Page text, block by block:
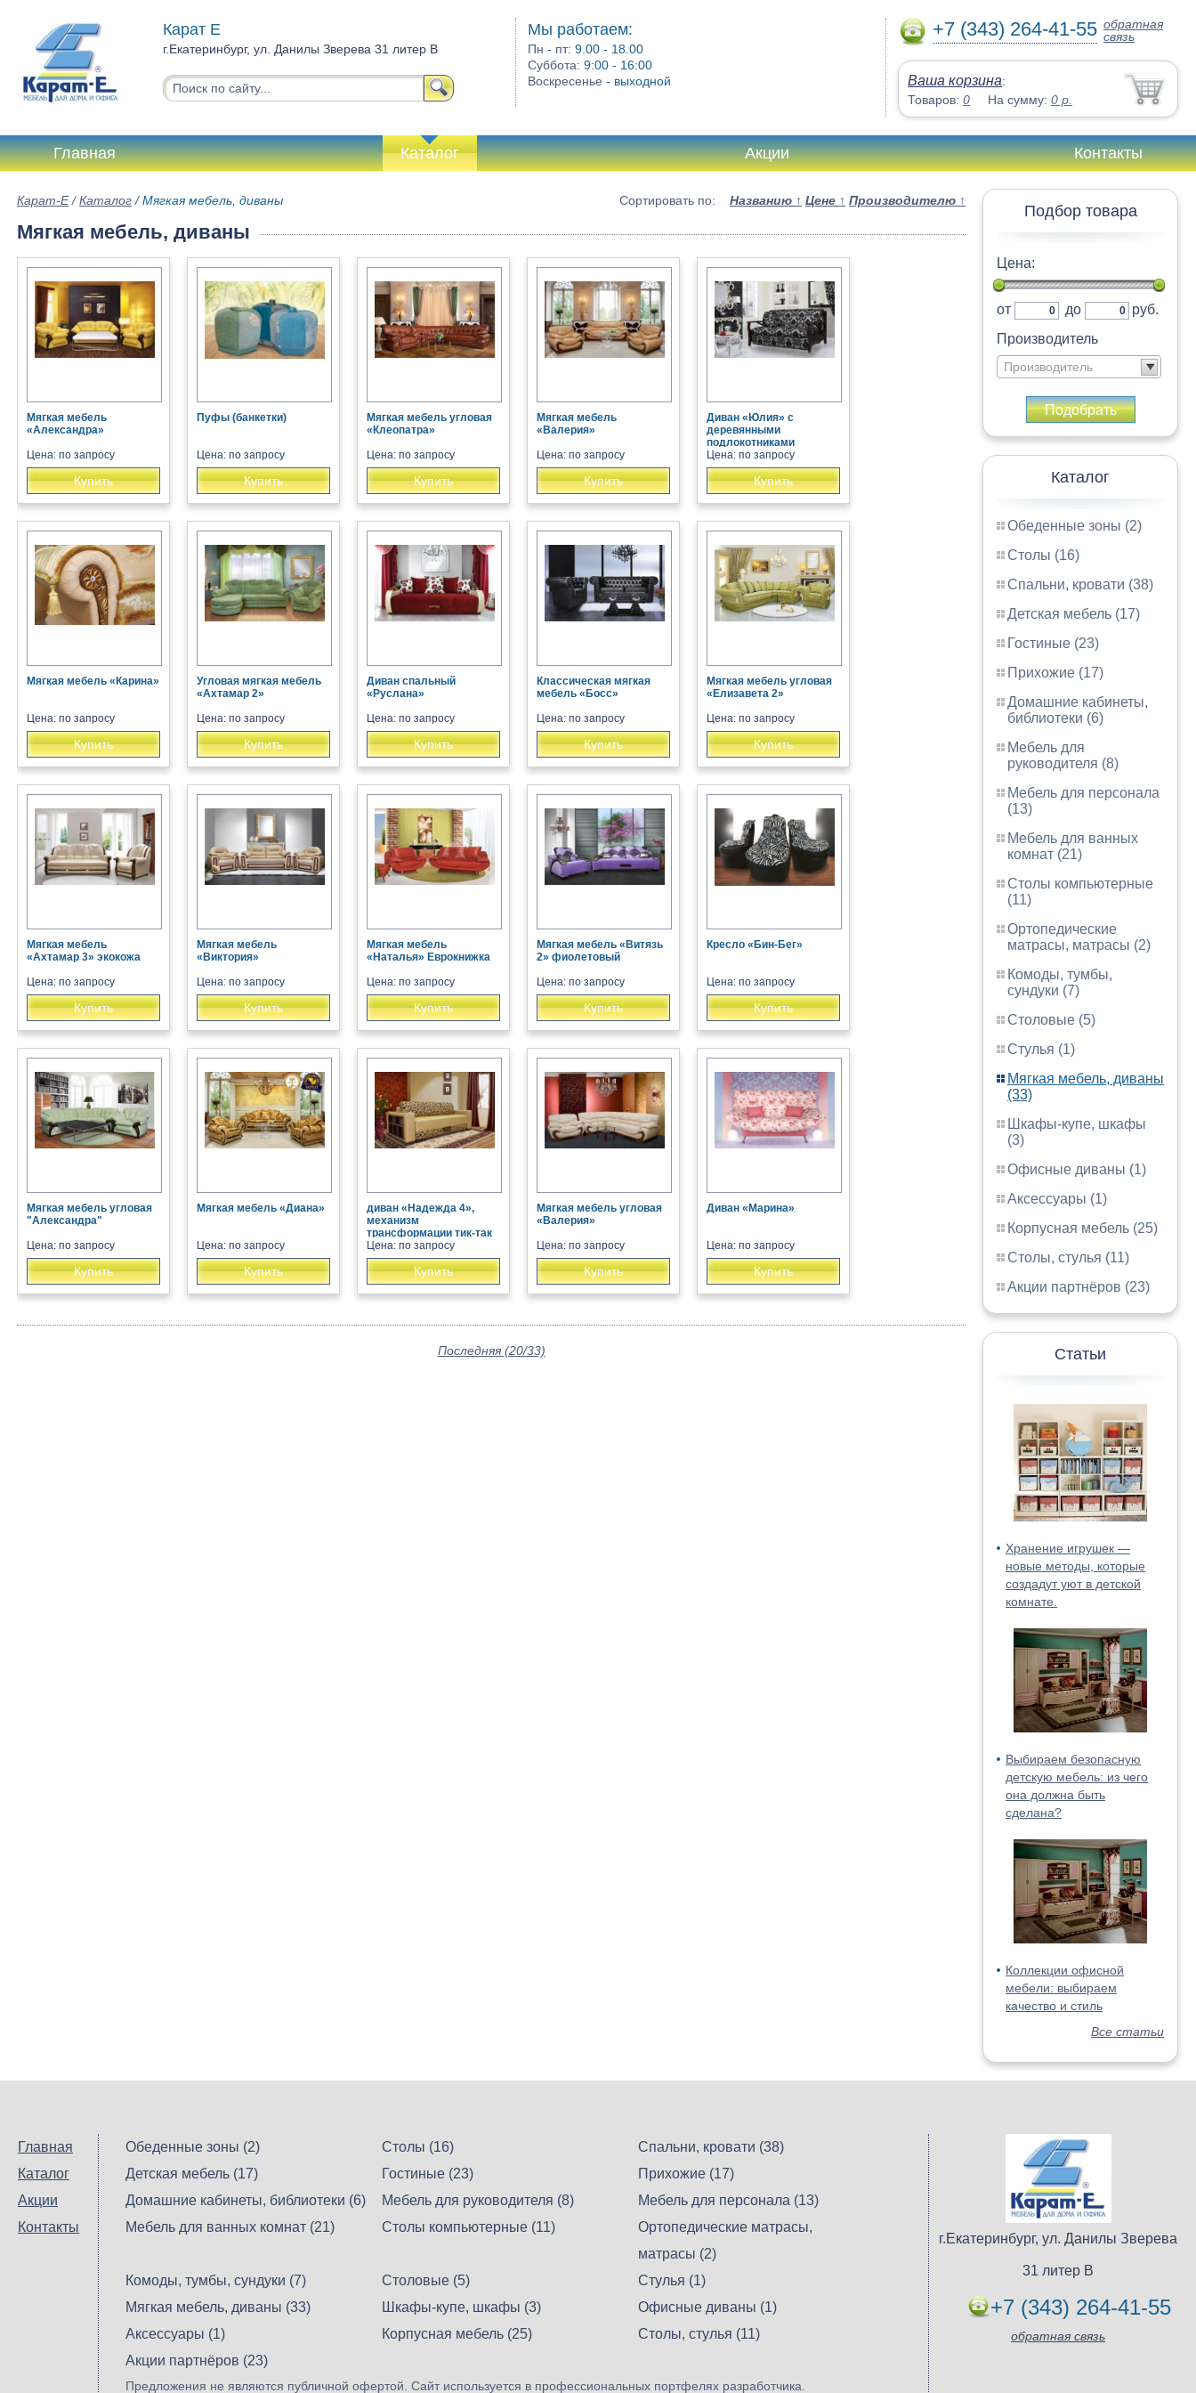
Карат Е
г.Екатеринбург, ул. Данилы Зверева 31 литер В
Мы работаем:
Пн - пт:9.00 - 18.00
Суббота:9:00 - 16:00
Воскресенье - выходной
+7 (343) 264-41-55 обратная
связь
Ваша корзина:
Товаров: 0 На сумму: 0 р.
Главная Каталог Акции Контакты
Подбор товара
Цена:
от до
руб.
Производитель
Производитель
Подобрать
Каталог
Обеденные зоны (2)
Столы (16)
Спальни, кровати (38)
Детская мебель (17)
Гостиные (23)
Прихожие (17)
Домашние кабинеты,
библиотеки (6)
Мебель для
руководителя (8)
Мебель для персонала
(13)
Мебель для ванных
комнат (21)
Столы компьютерные
(11)
Ортопедические
матрасы, матрасы (2)
Комоды, тумбы,
сундуки (7)
Столовые (5)
Стулья (1)
Мягкая мебель, диваны
(33)
Шкафы-купе, шкафы
(3)
Офисные диваны (1)
Аксессуары (1)
Корпусная мебель (25)
Столы, стулья (11)
Акции партнёров (23)
Статьи
Хранение игрушек —
новые методы, которые
создадут уют в детской
комнате.
Выбираем безопасную
детскую мебель: из чего
она должна быть
сделана?
Коллекции офисной
мебели: выбираем
качество и стиль
Все статьи
Сортировать по: Названию ↑ Цене ↑ Производителю ↑
Карат-Е/Каталог /Мягкая мебель, диваны
Мягкая мебель, диваны
Мягкая мебель
«Александра»
Цена: по запросу
Купить
Пуфы (банкетки)
Цена: по запросу
Купить
Мягкая мебель угловая
«Клеопатра»
Цена: по запросу
Купить
Мягкая мебель
«Валерия»
Цена: по запросу
Купить
Диван «Юлия» с
деревянными
подлокотниками
Цена: по запросу
Купить
Мягкая мебель «Карина»
Цена: по запросу
Купить
Угловая мягкая мебель
«Ахтамар 2»
Цена: по запросу
Купить
Диван спальный
«Руслана»
Цена: по запросу
Купить
Классическая мягкая
мебель «Босс»
Цена: по запросу
Купить
Мягкая мебель угловая
«Елизавета 2»
Цена: по запросу
Купить
Мягкая мебель
«Ахтамар 3» экокожа
Цена: по запросу
Купить
Мягкая мебель
«Виктория»
Цена: по запросу
Купить
Мягкая мебель
«Наталья» Еврокнижка
Цена: по запросу
Купить
Мягкая мебель «Витязь
2» фиолетовый
Цена: по запросу
Купить
Кресло «Бин-Бег»
Цена: по запросу
Купить
Мягкая мебель угловая
"Александра"
Цена: по запросу
Купить
Мягкая мебель «Диана»
Цена: по запросу
Купить
диван «Надежда 4»,
механизм
трансформации тик-так
Цена: по запросу
Купить
Мягкая мебель угловая
«Валерия»
Цена: по запросу
Купить
Диван «Марина»
Цена: по запросу
Купить
Последняя (20/33)
Главная
Каталог
Акции
Контакты
г.Екатеринбург, ул. Данилы Зверева
31 литер В
+7 (343) 264-41-55
обратная связь
Обеденные зоны (2) Столы (16)
Спальни, кровати (38)
Детская мебель (17)
Гостиные (23)
Прихожие (17)
Домашние кабинеты, библиотеки (6)
Мебель для руководителя (8)
Мебель для персонала (13)
Мебель для ванных комнат (21)
Столы компьютерные (11)
Ортопедические матрасы,
матрасы (2)
Комоды, тумбы, сундуки (7)
Столовые (5)
Стулья (1)
Мягкая мебель, диваны (33)
Шкафы-купе, шкафы (3)
Офисные диваны (1)
Аксессуары (1)
Корпусная мебель (25)
Столы, стулья (11)
Акции партнёров (23)
Предложения не являются публичной офертой. Сайт используется в профессиональных портфелях разработчика.